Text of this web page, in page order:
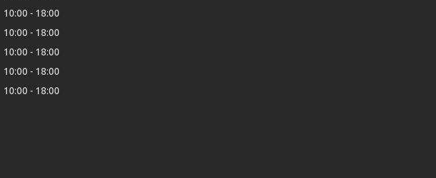
10:00
18:00
10:00
18:00
10:00
18:00
10:00
18:00
10:00 18:00